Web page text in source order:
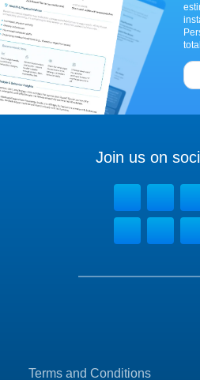
Terms and Conditions
Join us on